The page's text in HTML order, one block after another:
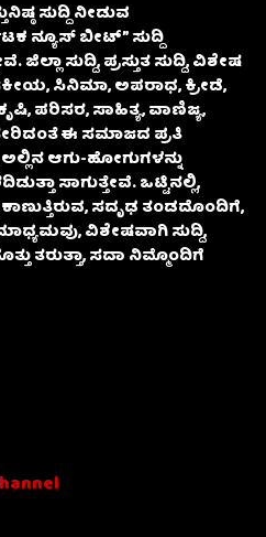
ಸುದ್ದಿ ನೀಡುವ
ನ್ಯೂಸ್ ಬೀಟ್” ಸುದ್ದಿ
ಸುದ್ದಿ, ಪ್ರಸ್ತುತ ಸುದ್ದಿ, ವಿಶೇಷ
ಸಿನಿಮಾ, ಅಪರಾಧ, ಕ್ರೀಡೆ,
ಪರಿಸರ, ಸಾಹಿತ್ಯ, ವಾಣಿಜ್ಯ,
ಈ ಸಮಾಜದ ಪ್ರತಿ
ಅಲ್ಲಿನ ಆಗು-ಹೋಗುಗಳನ್ನು
ಸಾಗುತ್ತೇವೆ. ಒಟ್ಟಿನಲ್ಲಿ,
ಸದೃಢ ತಂಡದೊಂದಿಗೆ,
ವಿಶೇಷವಾಗಿ ಸುದ್ದಿ,
ತರುತ್ತಾ, ಸದಾ ನಿಮ್ಮೊಂದಿಗೆ